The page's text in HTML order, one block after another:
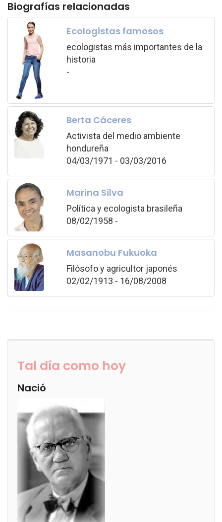
Biografías relacionadas
Ecologistas famosos
ecologistas más importantes de la
historia
-
Berta Cáceres
Activista del medio ambiente
hondureña
04/03/1971 - 03/03/2016
Marina Silva
Política y ecologista brasileña
08/02/1958 -
Masanobu Fukuoka
Filósofo y agricultor japonés
02/02/1913 - 16/08/2008
Tal día como hoy
Nació